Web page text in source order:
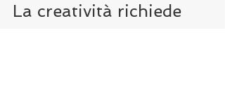
La creatività richiede